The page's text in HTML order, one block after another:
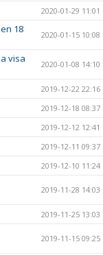
2020-01-29 11:01
18
2020-01-15 10:08
visa
2020-01-08 14:10
2019-12-22 22:16
2019-12-18 08:37
2019-12-12 12:41
2019-12-11 09:37
2019-12-10 11:24
2019-11-28 14:03
2019-11-25 13:03
2019-11-15 09:25